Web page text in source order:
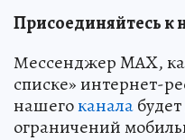
Присоединяйтесь к
Мессенджер MAX,
списке» интернет-
нашегоканала
ограничений